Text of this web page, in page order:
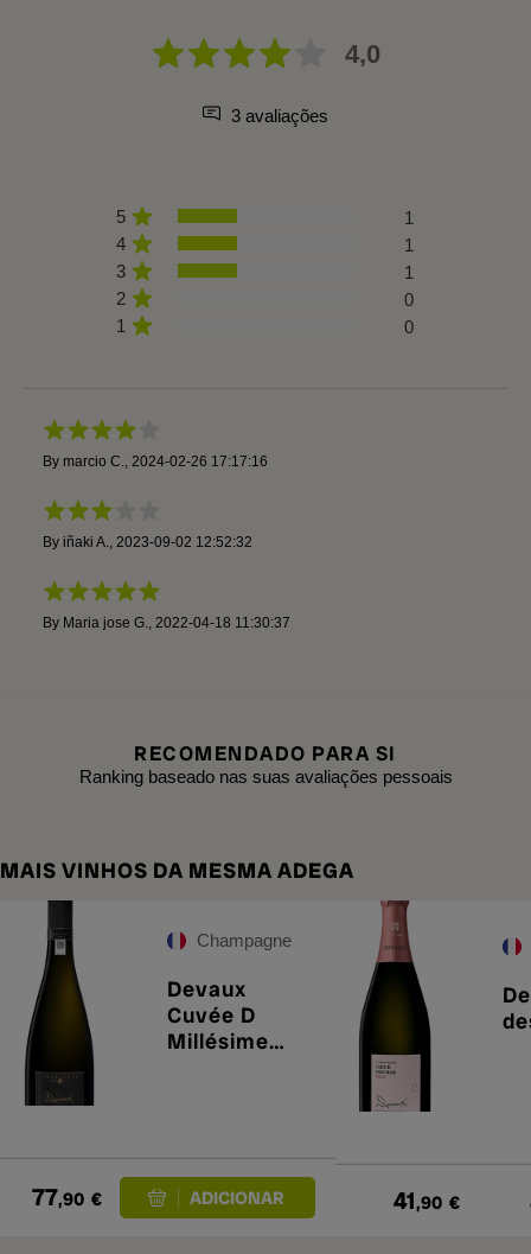
4,0
3 avaliações
5
1
4
1
3
1
2
0
1
0
By marcio C. 2024-02-26 17:17:16
By iñaki A. 2023-09-02 12:52:32
By Maria jose G. 2022-04-18 11:30:37
RECOMENDADO PARA SI
Ranking baseado nas suas avaliações pessoais
MAIS VINHOS DA MESMA ADEGA
Champagne
Devaux
Cuvée D
Millésime
77,90 € 41,90 €